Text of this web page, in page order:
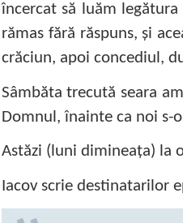
încercat să luăm
rămas fără răspuns, şi
crăciun, apoi concediul,
Sâmbăta trecută seara
Domnul, înainte ca noi s-
Astăzi (luni dimineaţa) la
Iacov scrie destinatarilor